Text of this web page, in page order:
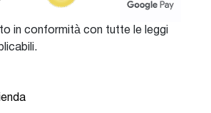
in conformità con tutte le leggi